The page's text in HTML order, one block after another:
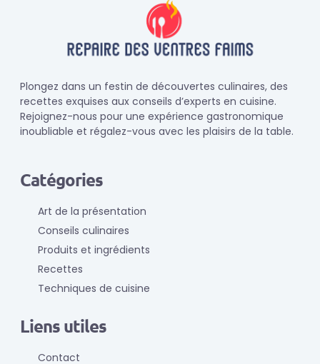
Plongez dans un festin de découvertes culinaires, des
recettes exquises aux conseils d’experts en cuisine.
Rejoignez-nous pour une expérience gastronomique
inoubliable et régalez-vous avec les plaisirs de la table.
Catégories
Art de la présentation
Conseils culinaires
Produits et ingrédients
Recettes
Techniques de cuisine
Liens utiles
Contact